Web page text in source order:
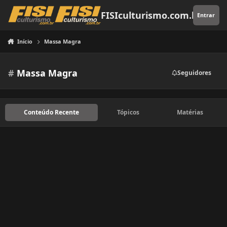
Pular para o conteúdo
FISIculturismo.com.brEntrar
Início Massa Magra
#Massa Magra Seguidores
Conteúdo Recente Tópicos Matérias